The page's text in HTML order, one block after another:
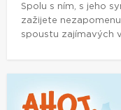
Spolu s ním, s jeho
zažijete
spoustu zajímavých